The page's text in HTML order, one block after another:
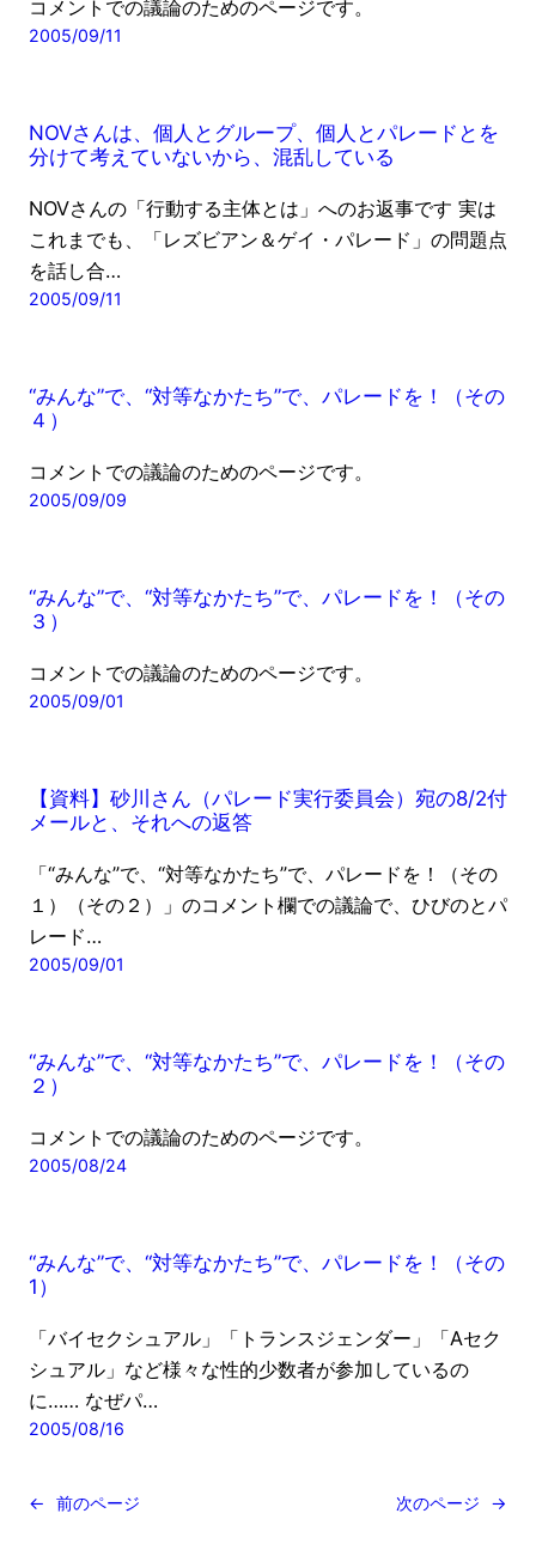
コメントでの議論のためのページです。
2005/09/11
NOVさんは、個人とグループ、個人とパレードとを
分けて考えていないから、混乱している
NOVさんの「行動する主体とは」へのお返事です 実は
これまでも、「レズビアン＆ゲイ・パレード」の問題点
を話し合…
2005/09/11
“みんな”で、“対等なかたち”で、パレードを！（その
４）
コメントでの議論のためのページです。
2005/09/09
“みんな”で、“対等なかたち”で、パレードを！（その
３）
コメントでの議論のためのページです。
2005/09/01
【資料】砂川さん（パレード実行委員会）宛の8/2付
メールと、それへの返答
「“みんな”で、“対等なかたち”で、パレードを！（その
１）（その２）」のコメント欄での議論で、ひびのとパ
レード…
2005/09/01
“みんな”で、“対等なかたち”で、パレードを！（その
２）
コメントでの議論のためのページです。
2005/08/24
“みんな”で、“対等なかたち”で、パレードを！（その
1）
「バイセクシュアル」「トランスジェンダー」「Aセク
シュアル」など様々な性的少数者が参加しているの
に…… なぜパ…
2005/08/16
← 前のページ 次のページ →